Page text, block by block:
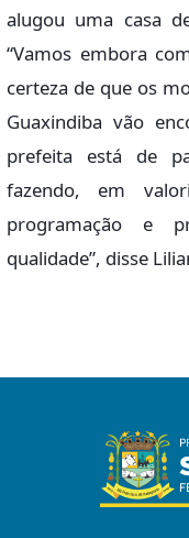
alugou uma casa
“Vamos embora
certeza de que os
Guaxindiba vão
prefeita está de
fazendo, em
programação e
qualidade”, disse